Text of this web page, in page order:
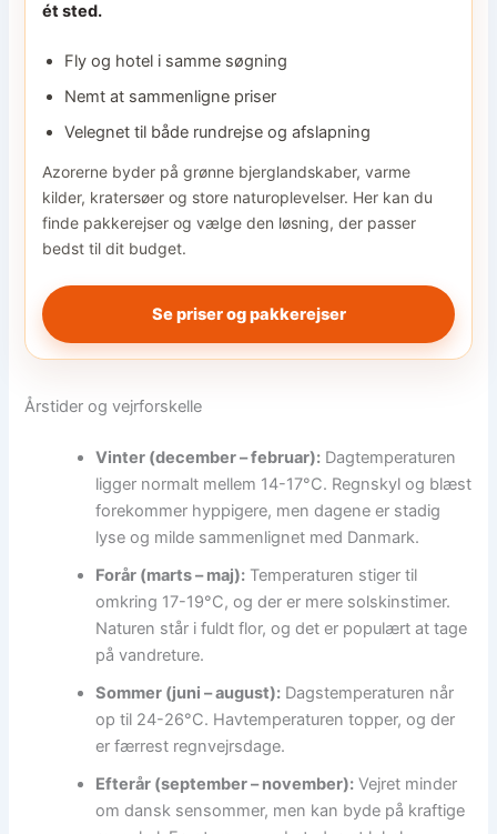
ét sted.
Fly og hotel i samme søgning
Nemt at sammenligne priser
Velegnet til både rundrejse og afslapning
Azorerne byder på grønne bjerglandskaber, varme
kilder, kratersøer og store naturoplevelser. Her kan du
finde pakkerejser og vælge den løsning, der passer
bedst til dit budget.
Se priser og pakkerejser
Årstider og vejrforskelle
Vinter (december – februar): Dagtemperaturen
ligger normalt mellem 14-17°C. Regnskyl og blæst
forekommer hyppigere, men dagene er stadig
lyse og milde sammenlignet med Danmark.
Forår (marts – maj): Temperaturen stiger til
omkring 17-19°C, og der er mere solskinstimer.
Naturen står i fuldt flor, og det er populært at tage
på vandreture.
Sommer (juni – august): Dagstemperaturen når
op til 24-26°C. Havtemperaturen topper, og der
er færrest regnvejrsdage.
Efterår (september – november): Vejret minder
om dansk sensommer, men kan byde på kraftige